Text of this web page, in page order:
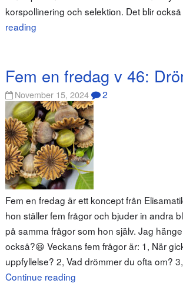
korspollinering och selektion. Det blir också
reading
Fem en fredag v 46:
November 15, 2024 2
Fem en fredag är ett koncept från
hon ställer fem frågor och bjuder in andra
på samma frågor som hon själv. Jag
också?😃 Veckans fem frågor är: 1, När
uppfyllelse? 2, Vad drömmer du ofta om?
Continue reading